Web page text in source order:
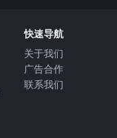
快速导航
关于我们
⼴告合作
联系我们